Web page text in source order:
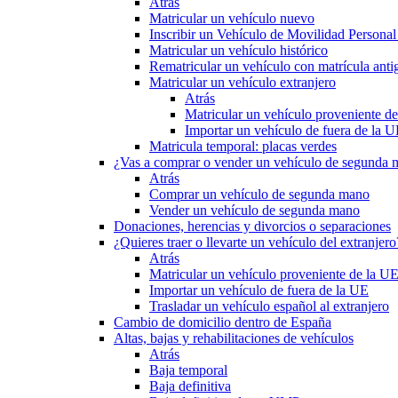
Matricular un vehículo nuevo
Inscribir un Vehículo de Movilidad
Matricular un vehículo histórico
Rematricular un vehículo con matrícula
Matricular un vehículo extranjero
Atrás
Matricular un vehículo proveniente
Importar un vehículo de fuera de la
Matricula temporal: placas verdes
¿Vas a comprar o vender un vehículo de segunda
Atrás
Comprar un vehículo de segunda mano
Vender un vehículo de segunda mano
Donaciones, herencias y divorcios o separaciones
¿Quieres traer o llevarte un vehículo del
Atrás
Matricular un vehículo proveniente de la UE
Importar un vehículo de fuera de la UE
Trasladar un vehículo español al extranjero
Cambio de domicilio dentro de España
Altas, bajas y rehabilitaciones de vehículos
Atrás
Baja temporal
Baja definitiva